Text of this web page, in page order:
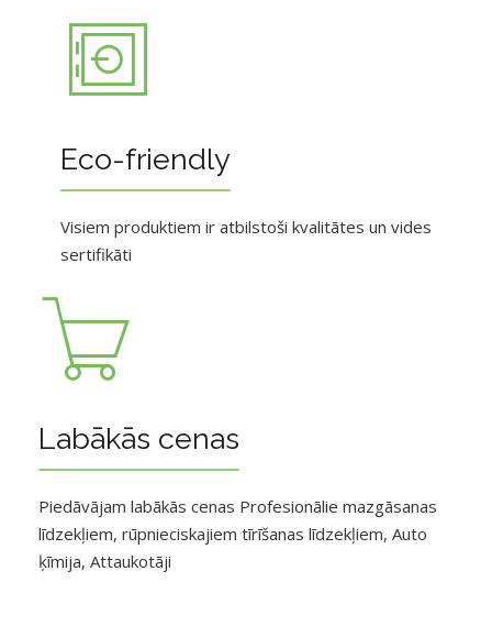
Eco-friendly
Visiem produktiem ir atbilstoši kvalitātes un vides
sertifikāti
Labākās cenas
Piedāvājam labākās cenas Profesionālie mazgāsanas
līdzekļiem, rūpnieciskajiem tīrīšanas līdzekļiem, Auto
ķīmija, Attaukotāji